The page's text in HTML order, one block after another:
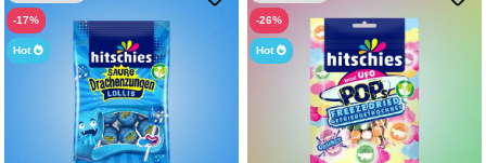
-17%
Hot
-26%
Hot